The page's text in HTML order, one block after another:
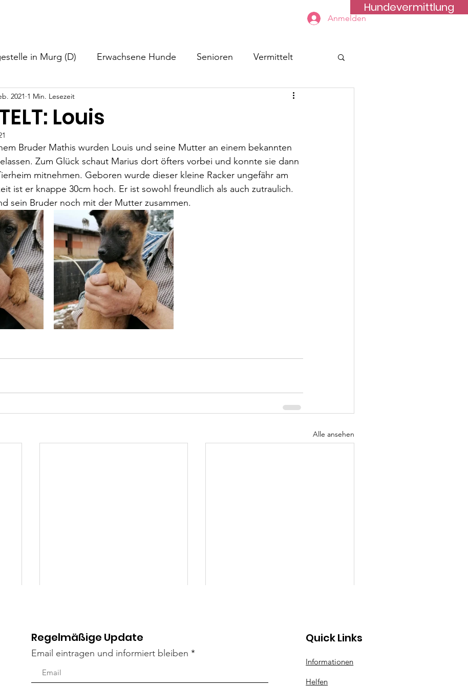
Hundevermittlung
Anmelden
in Murg (D) Erwachsene Hunde Senioren Vermittelt
Louis
2021 1 Min. Lesezeit
Bruder Mathis wurden Louis und seine Mutter an einem bekannten
Zum Glück schaut Marius dort öfters vorbei und konnte sie dann
mitnehmen. Geboren wurde dieser kleine Racker ungefähr am
ist er knappe 30cm hoch. Er ist sowohl freundlich als auch zutraulich.
sein Bruder noch mit der Mutter zusammen.
Alle ansehen
Mäxle
Regelmäßige Update
Email eintragen und informiert bleiben
Quick Links
Informationen
Helfen